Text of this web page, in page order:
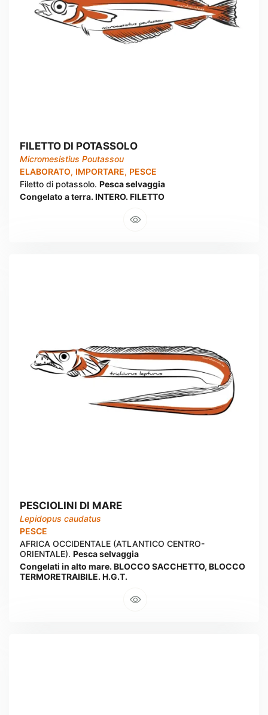
FILETTO DI POTASSOLO
Micromesistius Poutassou
ELABORATO, IMPORTARE, PESCE
Filetto di potassolo. Pesca selvaggia
Congelato a terra. INTERO. FILETTO
PESCIOLINI DI MARE
Lepidopus caudatus
PESCE
AFRICA OCCIDENTALE (ATLANTICO CENTRO-
ORIENTALE). Pesca selvaggia
Congelati in alto mare. BLOCCO SACCHETTO, BLOCCO
TERMORETRAIBILE. H.G.T.